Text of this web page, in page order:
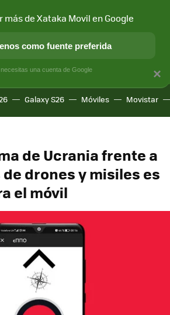
Y SOCIEDAD APLICACIONES
Galaxy S26 Móviles Movistar
de Ucrania frente a
drones y misiles es
el móvil
×
más de Xataka Movil en Google
como fuente preferida
una cuenta de Google